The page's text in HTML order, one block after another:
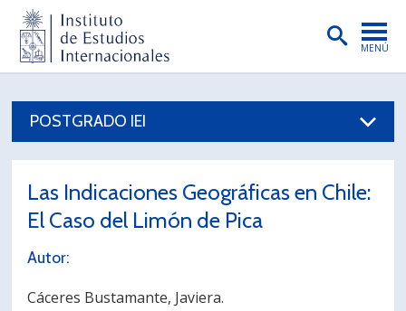
MENÚ
POSTGRADO
POSTGRADO IEI
Las Indicaciones Geográficas en Chile:
El Caso del Limón de Pica
Autor:
Cáceres Bustamante, Javiera.